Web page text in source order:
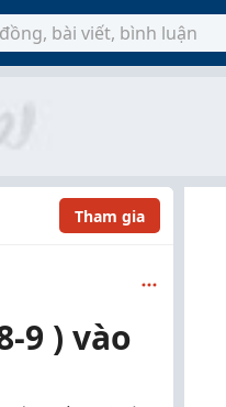
Tham gia
9 ) vào